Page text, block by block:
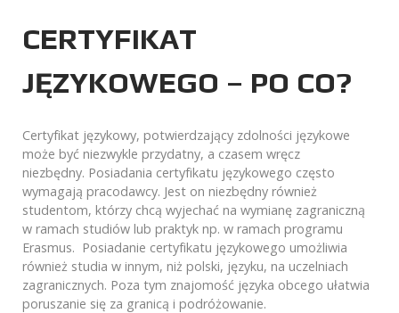
CERTYFIKAT
JĘZYKOWEGO – PO CO?
Certyfikat językowy, potwierdzający zdolności językowe
może być niezwykle przydatny, a czasem wręcz
niezbędny. Posiadania certyfikatu językowego często
wymagają pracodawcy. Jest on niezbędny również
studentom, którzy chcą wyjechać na wymianę zagraniczną
w ramach studiów lub praktyk np. w ramach programu
Erasmus. Posiadanie certyfikatu językowego umożliwia
również studia w innym, niż polski, języku, na uczelniach
zagranicznych. Poza tym znajomość języka obcego ułatwia
poruszanie się za granicą i podróżowanie.